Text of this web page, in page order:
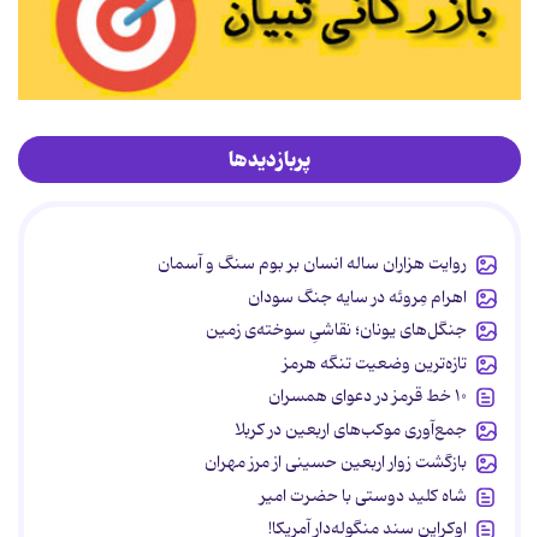
پربازدیدها
روایت هزاران ساله انسان بر بوم سنگ و آسمان
اهرام مِروئه در سایه جنگ سودان
جنگل‌های یونان؛ نقاشیِ سوخته‌ی زمین
تازه‌ترین وضعیت تنگه هرمز
۱۰ خط قرمز در دعوای همسران
جمع‌آوری موکب‌های اربعین در کربلا
بازگشت زوار اربعین حسینی از مرز مهران
شاه کلید دوستی با حضرت امیر
اوکراین سند منگوله‌دار آمریکا!